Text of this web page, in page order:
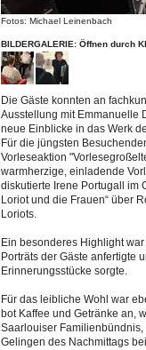
Fotos: Michael Leinenbach
BILDERGALERIE: Öffnen durch
Die Gäste konnten an
Ausstellung mit Emmanuelle
neue Einblicke in das Werk
Für die jüngsten
Vorleseaktion
warmherzige, einladende
diskutierte Irene Portugall im
Loriot und die Frauen“ über
Loriots.
Ein besonderes Highlight
Porträts der Gäste anfertigte
Erinnerungsstücke sorgte.
Für das leibliche Wohl war
bot Kaffee und Getränke an,
Saarlouiser
Gelingen des Nachmittags